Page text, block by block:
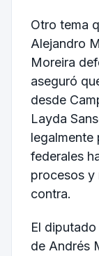
Otro tema
Alejandro
Moreira
aseguró
desde
Layda
legalmente
federales
procesos y
contra.
El
de Andrés